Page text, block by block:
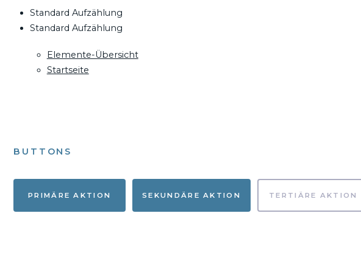
Standard Aufzählung
Standard Aufzählung
Elemente-Übersicht
Startseite
BUTTONS
PRIMÄRE AKTION SEKUNDÄRE AKTION TERTIÄRE AKTION